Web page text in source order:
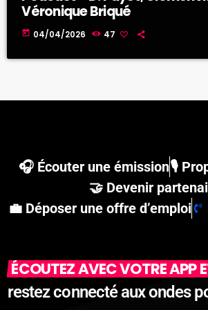
Véronique Briqué
today 04/04/2026 47
🎧 Écouter une émission🎙
🤝 Devenir
💼 Déposer une offre d’emploi
ÉCOUTEZ AVEC VOTRE APP
restez connecté aux ondes